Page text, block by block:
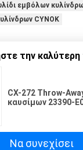
εμβόλων
CYNOK
την καλύτερη
CX-272 Throw-
καυσίμων 23390-
sk200/240-8
Να συνεχίσει